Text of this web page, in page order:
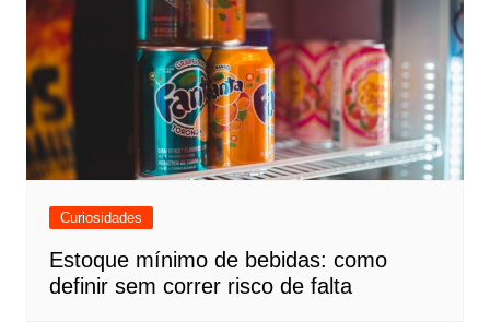
Curiosidades
Estoque mínimo de bebidas: como
definir sem correr risco de falta